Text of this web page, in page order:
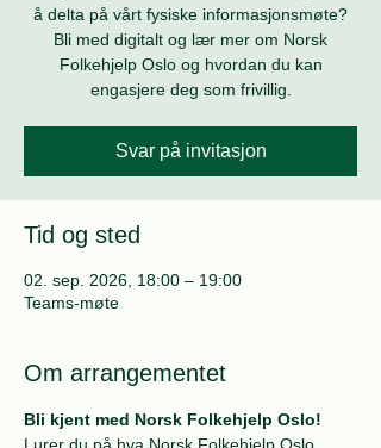
å delta på vårt fysiske informasjonsmøte?
Bli med digitalt og lær mer om Norsk
Folkehjelp Oslo og hvordan du kan
engasjere deg som frivillig.
Svar på invitasjon
Tid og sted
02. sep. 2026, 18:00 – 19:00
Teams-møte
Om arrangementet
Bli kjent med Norsk Folkehjelp Oslo!